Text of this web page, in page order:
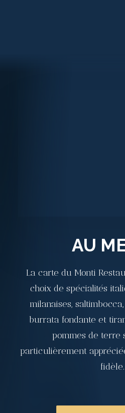
AU
La carte du Monti
choix de spécialités
milanaises,
burrata fondante et
pommes de terre
particulièrement
fidèle.